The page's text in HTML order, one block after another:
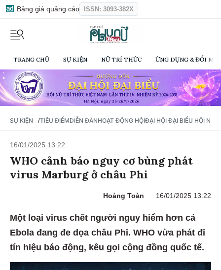
Bảng giá quảng cáo ISSN: 3093-382X
TRANG CHỦ SỰ KIỆN NỮ TRÍ THỨC ỨNG DỤNG & ĐỔI
SỰ KIỆN /TIÊU ĐIỂMDIỄN ĐÀNHOẠT ĐỘNG HỘIĐẠI HỘI ĐẠI BIỂU HỘI NỮ
16/01/2025 13:22
WHO cảnh báo nguy cơ bùng phát
virus Marburg ở châu Phi
Hoàng Toàn 16/01/2025 13:22
Một loại virus chết người nguy hiểm hơn cả
Ebola đang đe dọa châu Phi. WHO vừa phát đi
tín hiệu báo động, kêu gọi cộng đồng quốc tế.